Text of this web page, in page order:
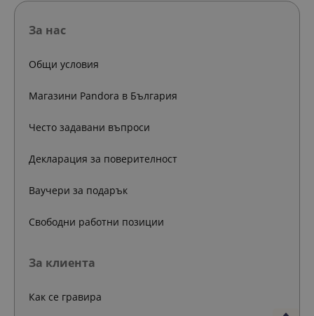
За нас
Общи условия
Магазини Pandora в България
Често задавани въпроси
Декларация за поверителност
Ваучери за подарък
Свободни работни позиции
За клиента
Как се гравира